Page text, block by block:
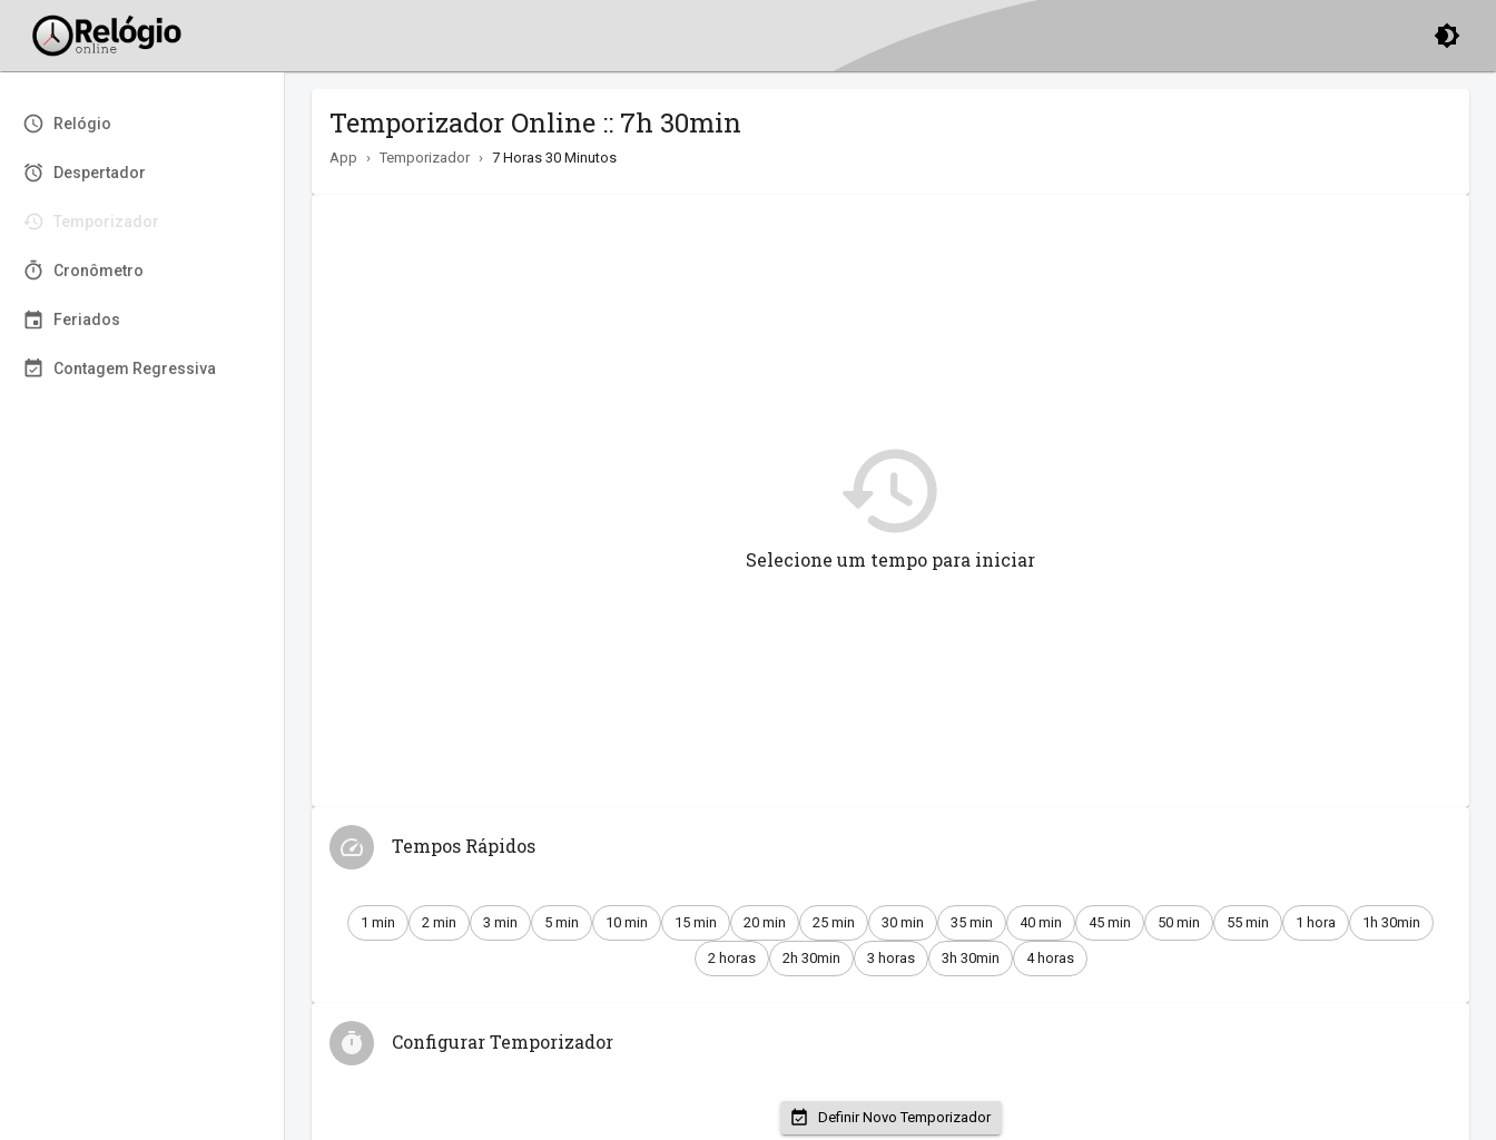
Relógio
Despertador
Temporizador
Cronômetro
Feriados
Contagem Regressiva
Temporizador Online :: 7h 30min
App › Temporizador › 7 Horas 30 Minutos
Selecione um tempo para iniciar
Tempos Rápidos
1 min 2 min 3 min 5 min 10 min 15 min 20 min 25 min 30 min 35 min 40 min 45 min 50 min 55 min 1 hora 1h 30min
2 horas 2h 30min 3 horas 3h 30min 4 horas
Configurar Temporizador
Definir Novo Temporizador